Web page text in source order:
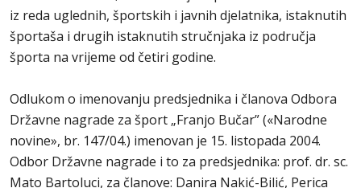
iz reda uglednih, športskih i javnih djelatnika, istaknutih
športaša i drugih istaknutih stručnjaka iz područja
športa na vrijeme od četiri godine.
Odlukom o imenovanju predsjednika i članova Odbora
Državne nagrade za šport „Franjo Bučar” («Narodne
novine», br. 147/04.) imenovan je 15. listopada 2004.
Odbor Državne nagrade i to za predsjednika: prof. dr. sc.
Mato Bartoluci, za članove: Danira Nakić-Bilić, Perica